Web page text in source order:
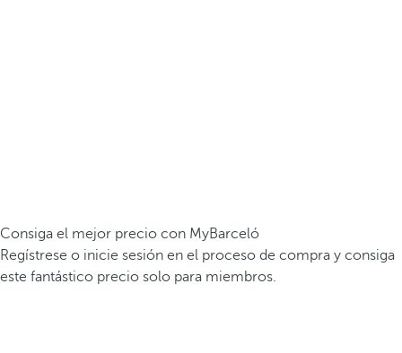
Consiga el mejor precio con MyBarceló
Regístrese o inicie sesión en el proceso de compra y consiga
este fantástico precio solo para miembros.